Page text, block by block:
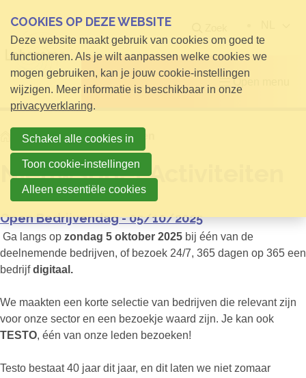
Open menu
HomeNieuwsbrief Activiteiten
Nieuwsbrief Activiteiten
Open Bedrijvendag - 05/10/2025
Ga langs op zondag 5 oktober 2025 bij één van de
deelnemende bedrijven, of bezoek 24/7, 365 dagen op 365 een
bedrijfdigitaal.
We maakten een korte selectie van bedrijven die relevant zijn
voor onze sector en een bezoekje waard zijn. Je kan ook
TESTO, één van onze leden bezoeken!
Testo bestaat 40 jaar dit jaar, en dit laten we niet zomaar
COOKIES OP DEZE WEBSITE
Deze website maakt gebruik van cookies om goed te
functioneren. Als je wilt aanpassen welke cookies we
mogen gebruiken, kan je jouw cookie-instellingen
wijzigen. Meer informatie is beschikbaar in onze
privacyverklaring.
Schakel alle cookies in
Toon cookie-instellingen
Alleen essentiële cookies